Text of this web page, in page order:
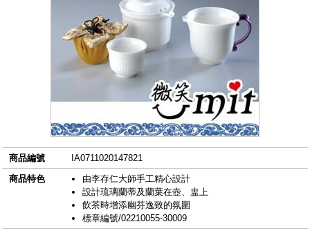
商品編號
IA0711020147821
商品特色
由李存仁大師手工精心設計
設計琉璃蘭蒂及蘭葉在壺、盅上
飲茶時增添幽芬逸致的氛圍
標章編號/02210055-30009